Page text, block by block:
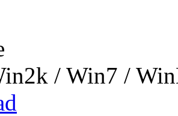
/ Win7 /